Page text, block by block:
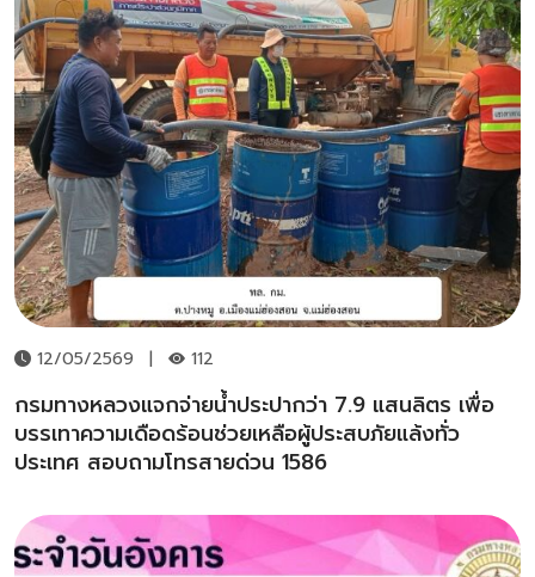
12/05/2569 | 112
กรมทางหลวงแจกจ่ายน้ำประปากว่า 7.9 แสนลิตร เพื่อ
บรรเทาความเดือดร้อนช่วยเหลือผู้ประสบภัยแล้งทั่ว
ประเทศ สอบถามโทรสายด่วน 1586